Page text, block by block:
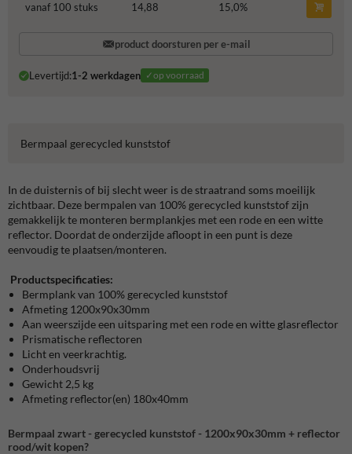
vanaf 100 stuks
14,88 15,0%
product doorsturen per e-mail
Levertijd:1-2 werkdagen ✓op voorraad
Bermpaal gerecycled kunststof
In de duisternis of bij slecht weer is de straatrand soms moeilijk
zichtbaar. Deze bermpalen van 100% gerecycled kunststof zijn
gemakkelijk te monteren bermplankjes met een rode en een witte
reflector. Doordat de onderzijde afloopt in een punt is deze
eenvoudig te plaatsen/monteren.
Productspecificaties:
Bermplank van 100% gerecycled kunststof
Afmeting 1200x90x30mm
Aan weerszijde een uitsparing met een rode en witte glasreflector
Prismatische reflectoren
Licht en veerkrachtig.
Onderhoudsvrij
Gewicht 2,5 kg
Afmeting reflector(en) 180x40mm
Bermpaal zwart - gerecycled kunststof - 1200x90x30mm + reflector
rood/wit kopen?